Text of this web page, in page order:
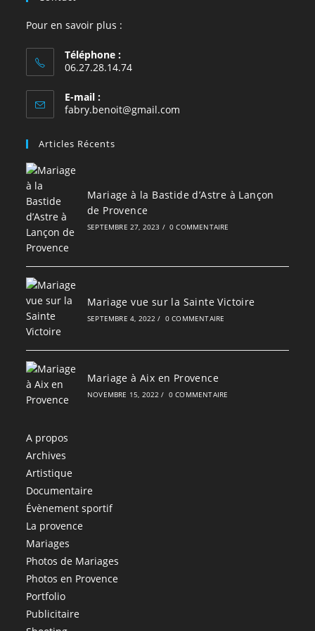
Pour en savoir plus :
Téléphone :
06.27.28.14.74
E-mail :
fabry.benoit@gmail.com
Articles Récents
Mariage à la Bastide d’Astre à Lançon
de Provence
SEPTEMBRE 27, 2023 / 0 COMMENTAIRE
Mariage vue sur la Sainte Victoire
SEPTEMBRE 4, 2022 / 0 COMMENTAIRE
Mariage à Aix en Provence
NOVEMBRE 15, 2022 / 0 COMMENTAIRE
A propos
Archives
Artistique
Documentaire
Évènement sportif
La provence
Mariages
Photos de Mariages
Photos en Provence
Portfolio
Publicitaire